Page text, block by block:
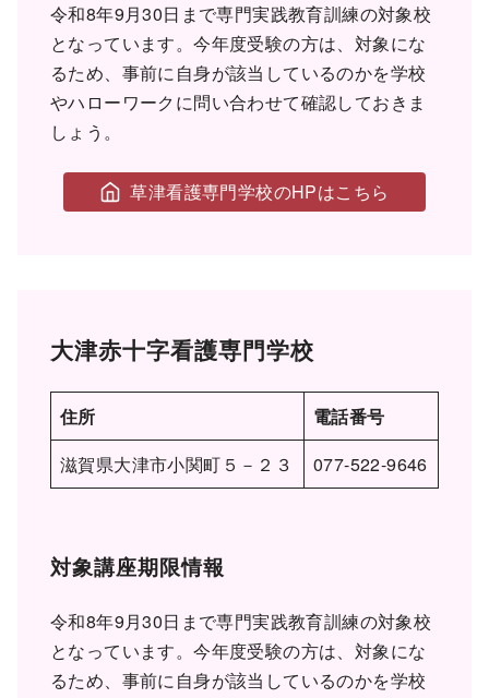
令和8年9月30日まで専門実践教育訓練の対象校
となっています。今年度受験の方は、対象にな
るため、事前に自身が該当しているのかを学校
やハローワークに問い合わせて確認しておきま
しょう。
草津看護専門学校のHPはこちら
大津赤十字看護専門学校
住所
電話番号
滋賀県大津市小関町５－２３
077-522-9646
対象講座期限情報
令和8年9月30日まで専門実践教育訓練の対象校
となっています。今年度受験の方は、対象にな
るため、事前に自身が該当しているのかを学校